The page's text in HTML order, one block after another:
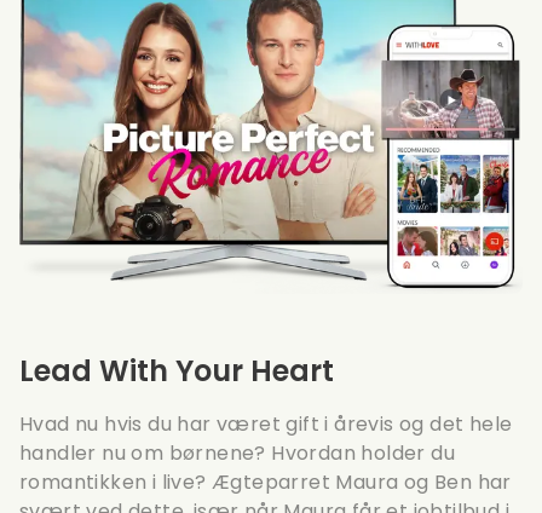
Lead With Your Heart
Hvad nu hvis du har været gift i årevis og det hele
handler nu om børnene? Hvordan holder du
romantikken i live? Ægteparret Maura og Ben har